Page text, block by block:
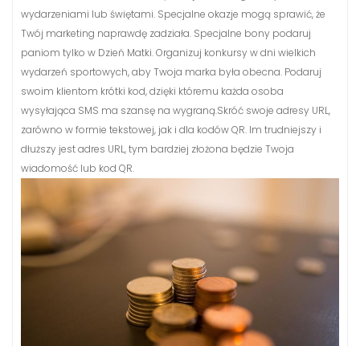
wydarzeniami lub świętami. Specjalne okazje mogą sprawić, że
Twój marketing naprawdę zadziała. Specjalne bony podaruj
paniom tylko w Dzień Matki. Organizuj konkursy w dni wielkich
wydarzeń sportowych, aby Twoja marka była obecna. Podaruj
swoim klientom krótki kod, dzięki któremu każda osoba
wysyłająca SMS ma szansę na wygraną.Skróć swoje adresy URL,
zarówno w formie tekstowej, jak i dla kodów QR. Im trudniejszy i
dłuższy jest adres URL, tym bardziej złożona będzie Twoja
wiadomość lub kod QR.